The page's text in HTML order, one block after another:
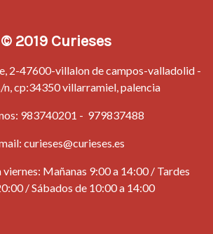
© 2019 Curieses
2-47600-villalon de campos-valladolid -
n, cp:34350 villarramiel, palencia
983740201 - 979837488
curieses@curieses.es
viernes: Mañanas 9:00 a 14:00 / Tardes
/ Sábados de 10:00 a 14:00